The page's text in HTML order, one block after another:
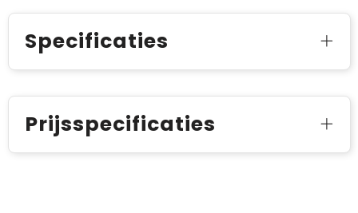
Specificaties
Prijsspecificaties